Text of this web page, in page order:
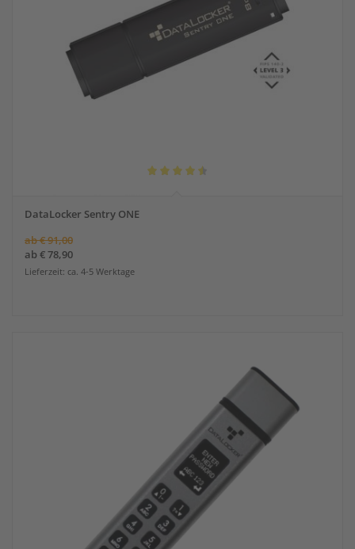
DataLocker Sentry ONE
ab€91,00
ab€78,90
Lieferzeit: ca. 4-5 Werktage